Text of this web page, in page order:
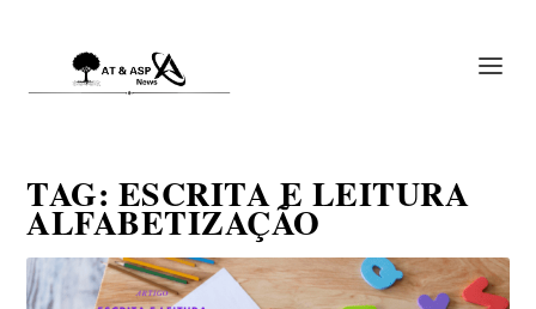
TAG: ESCRITA E LEITURA
ALFABETIZAÇÃO